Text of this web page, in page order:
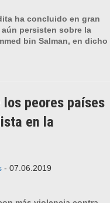
ha concluido en gran
persisten sobre la
bin Salman, en dicho
peores países
en la
- 07.06.2019